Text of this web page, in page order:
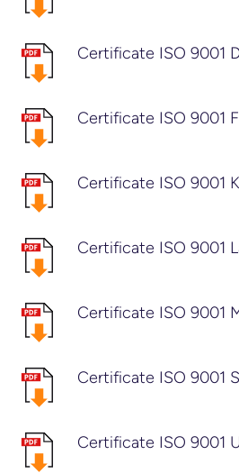
Certificate ISO 9001
Certificate ISO 9001
Certificate ISO 9001
Certificate ISO 9001
Certificate ISO 9001
Certificate ISO 9001
Certificate ISO 9001